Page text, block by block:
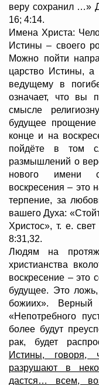
веру сохранил …»
16; 4:14.
Имена Христа:
Истины – своего
Можно пойти
царство Истины,
ведущему в
означает, что вы
смысле
будущее
конце и на
пойдёте в том
размышлений о
нового имени
воскресения – это
терпение, за
вашего Духа:
Христос», т. е.
8:31,32.
Людям на
христианства
воскресение – это
будущее. Это
божиих».
«Непотребного
более будут
рак, будет
Истины, говоря,
разрушают в
дастся… всем,